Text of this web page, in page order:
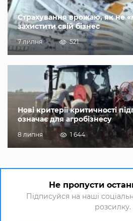
Страхування врожаю, як не
захистити свій бізнес
7 липня 521
Нові критерії критичності
означає для агробізнесу
8 липня 1 644
Не пропусти
Підписуйся на наші
розсилку.